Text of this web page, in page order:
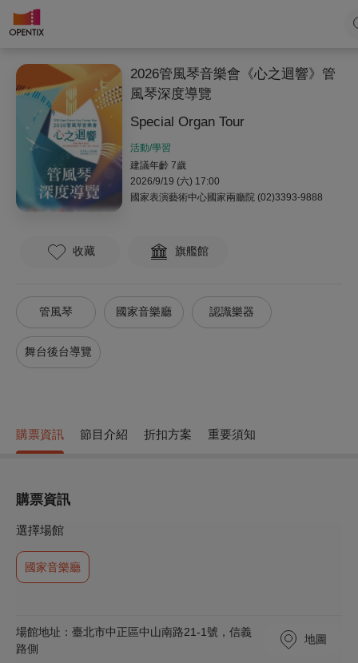
2026管風琴音樂會《心之迴響》管
風琴深度導覽
Special Organ Tour
活動/學習
建議年齡 7歲
2026/9/19 (六) 17:00
國家表演藝術中心國家兩廳院 (02)3393-9888
收藏 旗艦館
管風琴 國家音樂廳 認識樂器
舞台後台導覽
購票資訊 節目介紹 折扣方案 重要須知
購票資訊
選擇場館
國家音樂廳
場館地址：臺北市中正區中山南路21-1號，信義
路側
地圖